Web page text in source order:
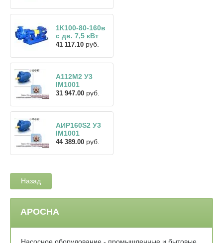
1К100-80-160в
с дв. 7,5 кВт
41 117.10 руб.
A112M2 У3
IM1001
31 947.00 руб.
АИР160S2 У3
IM1001
44 389.00 руб.
Назад
АРОСНА